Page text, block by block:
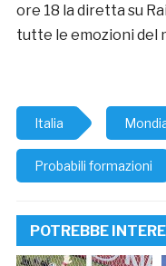
ore 18 la diretta su
tutte le emozioni del
Italia
Probabili formazioni
POTREBBE